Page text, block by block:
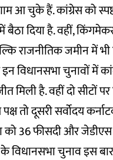
आ चुके हैं. कांग्रेस को
बैठा दिया है. वहीं,
राजनीतिक जमीन में
विधानसभा चुनावों में
मिली है. वहीं दो सीटों
तो दूसरी सर्वोदय
36 फीसदी और जेडीएस
विधानसभा चुनाव इस